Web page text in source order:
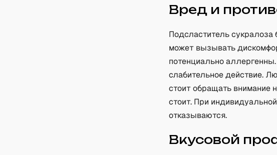
Вред и
Подсластитель
может вызывать
потенциально
слабительное действие.
стоит обращать внимание
стоит. При
отказываются.
Вкусовой